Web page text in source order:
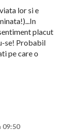
lor si e
placut
se! Probabil
pe care o
09:50